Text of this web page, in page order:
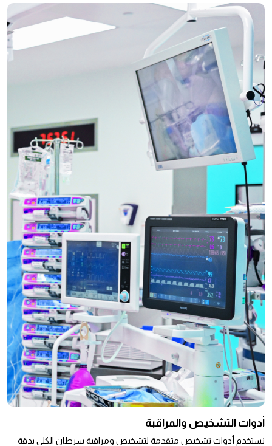
أدوات التشخيص والمراقبة
نستخدم أدوات تشخيص متقدمة لتشخيص ومراقبة سرطان الكلى بدقة